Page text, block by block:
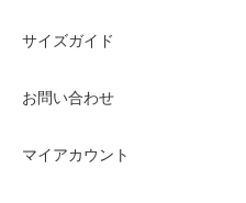
サイズガイド
お問い合わせ
マイアカウント